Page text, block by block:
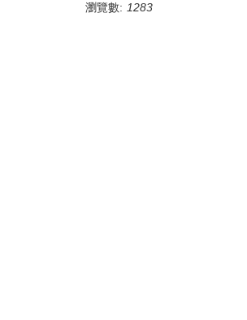
瀏覽數: 1283